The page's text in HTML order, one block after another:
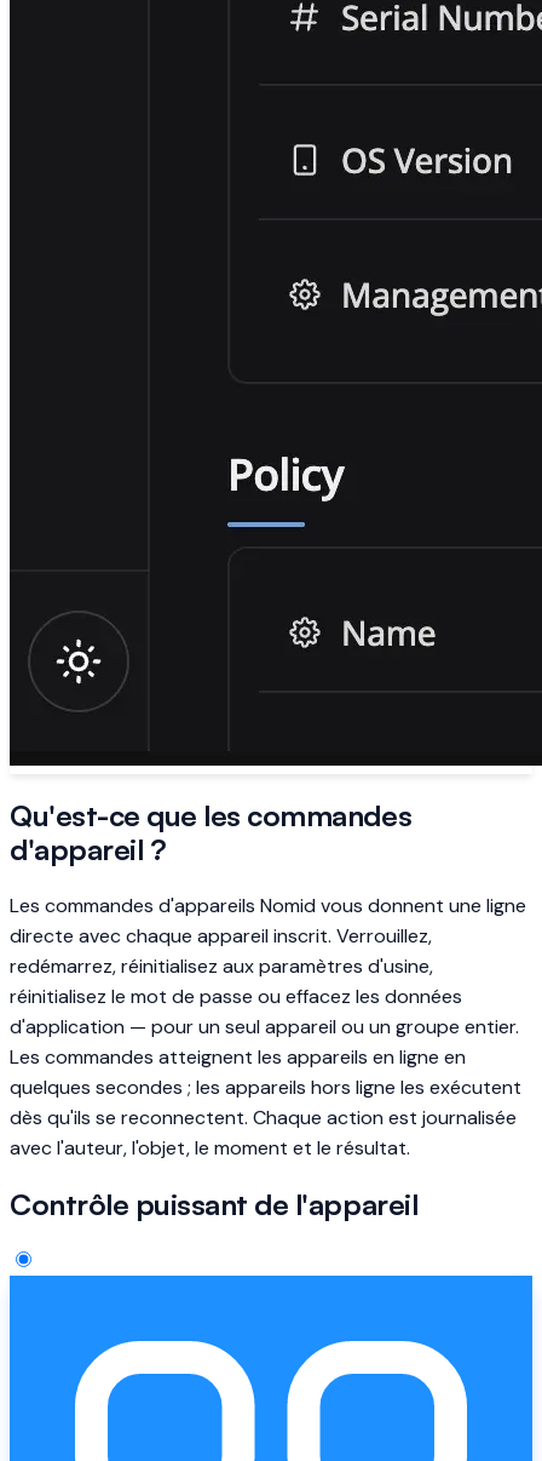
Qu'est-ce que les commandes
d'appareil ?
Les commandes d'appareils Nomid vous donnent une ligne
directe avec chaque appareil inscrit. Verrouillez,
redémarrez, réinitialisez aux paramètres d'usine,
réinitialisez le mot de passe ou effacez les données
d'application — pour un seul appareil ou un groupe entier.
Les commandes atteignent les appareils en ligne en
quelques secondes ; les appareils hors ligne les exécutent
dès qu'ils se reconnectent. Chaque action est journalisée
avec l'auteur, l'objet, le moment et le résultat.
Contrôle puissant de l'appareil